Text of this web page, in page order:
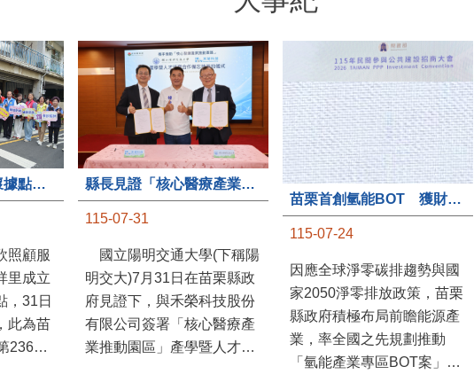
苗栗縣第236處關懷據點在苗栗市維祥里揭牌
照顧服
里成立
，31日
此為苗
236處
縣長見證「核心醫療產業推動園區」產學合作簽約儀式
115-07-31
國立陽明交通大學(下稱陽
明交大)7月31日在苗栗縣政
府見證下，與禾榮科技股份
有限公司簽署「核心醫療產
業推動園區」產學暨人才培
苗栗首創氫能BOT 獲財政部「突破之翼」肯定
115-07-24
因應全球淨零碳排趨勢與國
家2050淨零排放政策，苗栗
縣政府積極布局前瞻能源產
業，率全國之先規劃推動
「氫能產業專區BOT案」，